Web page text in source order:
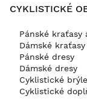
CYKLISTICKÉ
Pánské kraťasy
Dámské
Pánské dresy
Dámské dresy
Cyklistické brýle
Cyklistické